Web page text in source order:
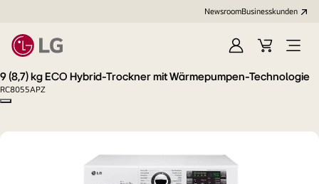
NewsroomBusinesskunden
AnmeldenWarenkorb
Menü
9 (8,7) kg ECO Hybrid-Trockner mit Wärmepumpen-Technologie
RC8055APZ
Copy model name